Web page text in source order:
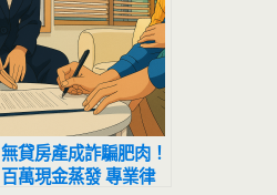
無貸房產成詐騙肥肉！
百萬現金蒸發 專業律